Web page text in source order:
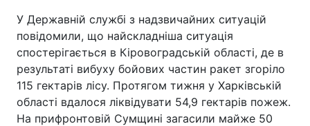
У Державній службі з надзвичайних ситуацій
повідомили, що найскладніша ситуація
спостерігається в Кіровоградській області, де в
результаті вибуху бойових частин ракет згоріло
115 гектарів лісу. Протягом тижня у Харківській
області вдалося ліквідувати 54,9 гектарів пожеж.
На прифронтовій Сумщині загасили майже 50